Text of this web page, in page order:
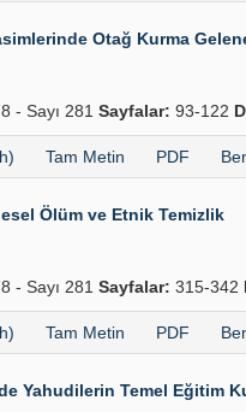
Otağ Kurma
- Sayı 281 Sayfalar: 93-122
Tam Metin PDF
Ölüm ve Etnik Temizlik
- Sayı 281 Sayfalar: 315-342
Tam Metin PDF
Yahudilerin Temel Eğitim